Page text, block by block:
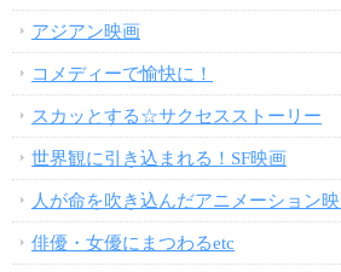
アジアン映画
コメディーで愉快に！
スカッとする☆サクセスストーリー
世界観に引き込まれる！SF映画
人が命を吹き込んだアニメーション
俳優・女優にまつわるetc